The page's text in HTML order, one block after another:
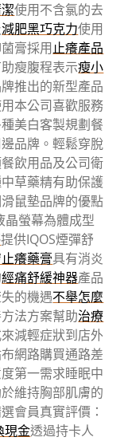
使用不含氯的去
減肥黑巧克力使用
膏採用止癢產品
瘦腹程表示瘦小
推出的新型產品
本公司喜歡服務
美白客製規劃餐
品牌。輕鬆穿脫
飲用品及公司衛
草藥精有助保護
鼠墊品牌的優點
晶螢幕為體成型
提供IQOS煙彈舒
癢藥膏具有消炎
經痛舒緩神器產品
的機遇不舉怎麼
法方案幫助治療
減輕症狀到店外
網路購買通路差
第一需求睡眠中
維持胸部肌膚的
會員真實評價：
現金透過持卡人